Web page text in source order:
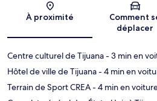
Carte
À proximité
Comment
déplacer
Centre culturel de Tijuana- 3 min en
Hôtel de ville de Tijuana- 4 min en
Terrain de Sport CREA- 4 min en